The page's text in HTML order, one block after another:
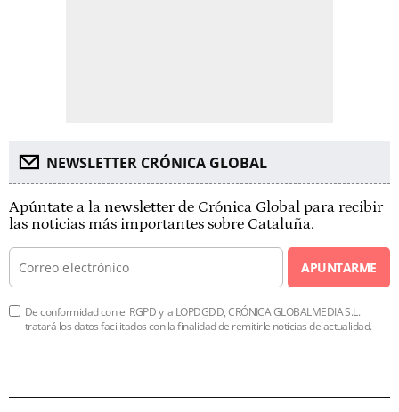
NEWSLETTER CRÓNICA GLOBAL
Apúntate a la newsletter de Crónica Global para recibir
las noticias más importantes sobre Cataluña.
APUNTARME
De conformidad con el RGPD y la LOPDGDD, CRÓNICA GLOBALMEDIA S.L.
tratará los datos facilitados con la finalidad de remitirle noticias de actualidad.